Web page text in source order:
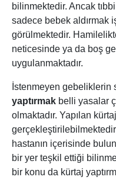
bilinmektedir. Ancak tıbbi
sadece bebek aldırmak
görülmektedir.
neticesinde ya da boş
uygulanmaktadır.
İstenmeyen gebeliklerin
yaptırmak belli yasalar
olmaktadır. Yapılan
hastanın içerisinde
bir yer teşkil ettiği
bir konu da kürtaj